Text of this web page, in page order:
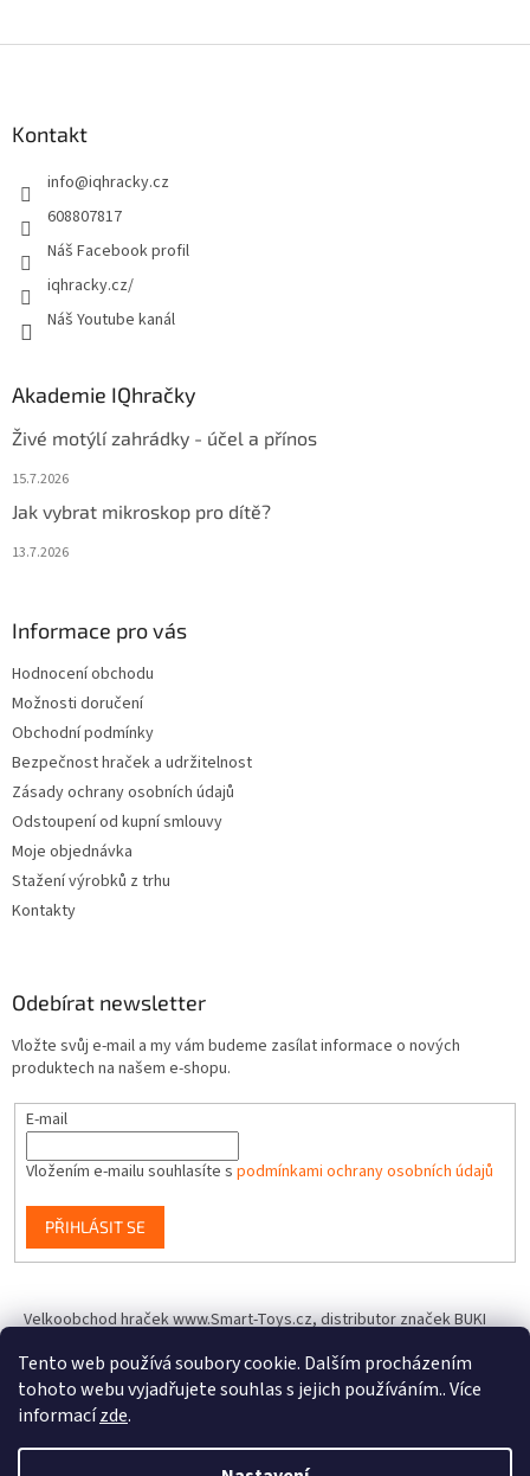
Tento web používá soubory cookie. Dalším procházením
tohoto webu vyjadřujete souhlas s jejich používáním.. Více
informacízde.
Kontakt
info@iqhracky.cz
608807817
Náš Facebook profil
iqhracky.cz/
Náš Youtube kanál
Akademie IQhračky
Živé motýlí zahrádky - účel a přínos
15.7.2026
Jak vybrat mikroskop pro dítě?
13.7.2026
Informace pro vás
Hodnocení obchodu
Možnosti doručení
Obchodní podmínky
Bezpečnost hraček a udržitelnost
Zásady ochrany osobních údajů
Odstoupení od kupní smlouvy
Moje objednávka
Stažení výrobků z trhu
Kontakty
Odebírat newsletter
Vložte svůj e-mail a my vám budeme zasílat informace o nových
produktech na našem e-shopu.
E-mail
Vložením e-mailu souhlasíte s podmínkami ochrany osobních údajů
PŘIHLÁSIT SE
Velkoobchod hraček www.Smart-Toys.cz, distributor značek BUKI